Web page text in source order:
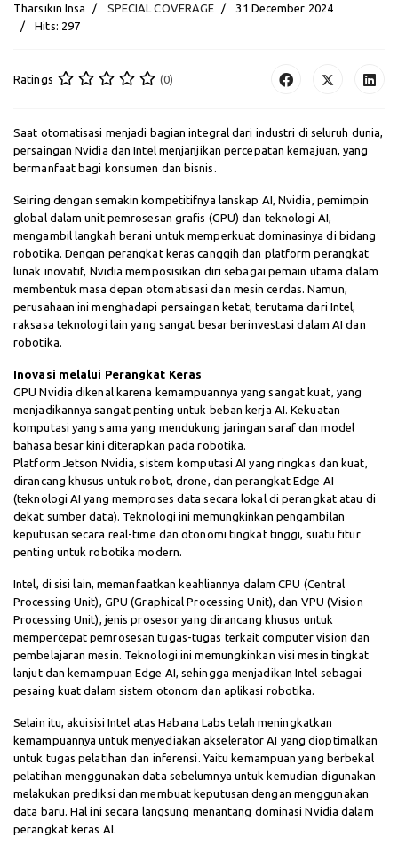
Tharsikin Insa SPECIAL COVERAGE
31 December 2024
Hits: 297
Ratings (0)
Saat otomatisasi menjadi bagian integral dari industri di seluruh dunia,
persaingan Nvidia dan Intel menjanjikan percepatan kemajuan, yang
bermanfaat bagi konsumen dan bisnis.
Seiring dengan semakin kompetitifnya lanskap AI, Nvidia, pemimpin
global dalam unit pemrosesan grafis (GPU) dan teknologi AI,
mengambil langkah berani untuk memperkuat dominasinya di bidang
robotika. Dengan perangkat keras canggih dan platform perangkat
lunak inovatif, Nvidia memposisikan diri sebagai pemain utama dalam
membentuk masa depan otomatisasi dan mesin cerdas. Namun,
perusahaan ini menghadapi persaingan ketat, terutama dari Intel,
raksasa teknologi lain yang sangat besar berinvestasi dalam AI dan
robotika.
Inovasi melalui Perangkat Keras
GPU Nvidia dikenal karena kemampuannya yang sangat kuat, yang
menjadikannya sangat penting untuk beban kerja AI. Kekuatan
komputasi yang sama yang mendukung jaringan saraf dan model
bahasa besar kini diterapkan pada robotika.
Platform Jetson Nvidia, sistem komputasi AI yang ringkas dan kuat,
dirancang khusus untuk robot, drone, dan perangkat Edge AI
(teknologi AI yang memproses data secara lokal di perangkat atau di
dekat sumber data). Teknologi ini memungkinkan pengambilan
keputusan secara real-time dan otonomi tingkat tinggi, suatu fitur
penting untuk robotika modern.
Intel, di sisi lain, memanfaatkan keahliannya dalam CPU (Central
Processing Unit), GPU (Graphical Processing Unit), dan VPU (Vision
Processing Unit), jenis prosesor yang dirancang khusus untuk
mempercepat pemrosesan tugas-tugas terkait computer vision dan
pembelajaran mesin. Teknologi ini memungkinkan visi mesin tingkat
lanjut dan kemampuan Edge AI, sehingga menjadikan Intel sebagai
pesaing kuat dalam sistem otonom dan aplikasi robotika.
Selain itu, akuisisi Intel atas Habana Labs telah meningkatkan
kemampuannya untuk menyediakan akselerator AI yang dioptimalkan
untuk tugas pelatihan dan inferensi. Yaitu kemampuan yang berbekal
pelatihan menggunakan data sebelumnya untuk kemudian digunakan
melakukan prediksi dan membuat keputusan dengan menggunakan
data baru. Hal ini secara langsung menantang dominasi Nvidia dalam
perangkat keras AI.